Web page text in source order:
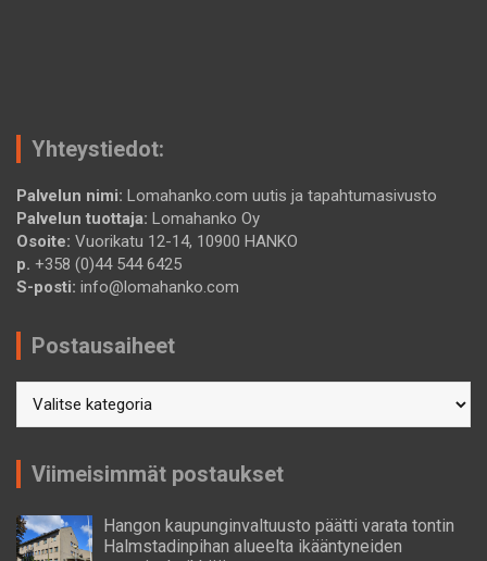
Yhteystiedot:
Palvelun nimi: Lomahanko.com uutis ja tapahtumasivusto
Palvelun tuottaja: Lomahanko Oy
Osoite: Vuorikatu 12-14, 10900 HANKO
p. +358 (0)44 544 6425
S-posti: info@lomahanko.com
Postausaiheet
Viimeisimmät postaukset
Hangon kaupunginvaltuusto päätti varata tontin
Halmstadinpihan alueelta ikääntyneiden